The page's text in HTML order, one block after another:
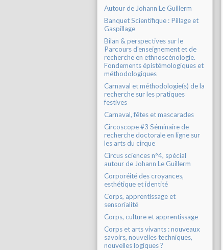
Autour de Johann Le Guillerm
Banquet Scientifique : Pillage et
Gaspillage
Bilan & perspectives sur le
Parcours d'enseignement et de
recherche en ethnoscénologie.
Fondements épistémologiques et
méthodologiques
Carnaval et méthodologie(s) de la
recherche sur les pratiques
festives
Carnaval, fêtes et mascarades
Circoscope #3 Séminaire de
recherche doctorale en ligne sur
les arts du cirque
Circus sciences n°4, spécial
autour de Johann Le Guillerm
Corporéité des croyances,
esthétique et identité
Corps, apprentissage et
sensorialité
Corps, culture et apprentissage
Corps et arts vivants : nouveaux
savoirs, nouvelles techniques,
nouvelles logiques ?